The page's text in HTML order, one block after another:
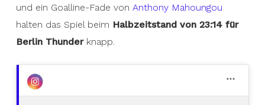
und ein Goalline-Fade von Anthony Mahoungou
halten das Spiel beim Halbzeitstand von 23:14 für
Berlin Thunderknapp.